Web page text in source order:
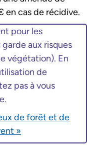
en cas de récidive.
pour les
aux risques
végétation). En
de
pas à vous
de forêt et de
»